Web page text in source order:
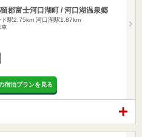
郡富士河口湖町 / 河口湖温泉郷
ド駅2.75km 河口湖駅1.87km
車
宿泊プランを見る